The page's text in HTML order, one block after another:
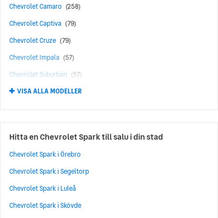
Chevrolet Camaro (258)
Chevrolet Captiva (79)
Chevrolet Cruze (79)
Chevrolet Impala (57)
Chevrolet Suburban (57)
Chevrolet Tahoe (40)
Chevrolet Bel Air (35)
Chevrolet Orlando (29)
Chevrolet Aveo (28)
Chevrolet Trax (23)
Chevrolet Spark (21)
Chevrolet Matiz (18)
Chevrolet Chevelle (17)
VISA ALLA MODELLER
Hitta en Chevrolet Spark till salu i din stad
Chevrolet Spark i Örebro
Chevrolet Spark i Segeltorp
Chevrolet Spark i Luleå
Chevrolet Spark i Skövde